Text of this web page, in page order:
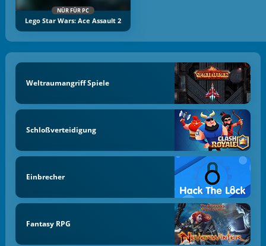
NÜR FÜR PC
Lego Star Wars: Ace Assault 2
Weltraumangriff Spiele
Schloßverteidigung
Einbrecher
Fantasy RPG